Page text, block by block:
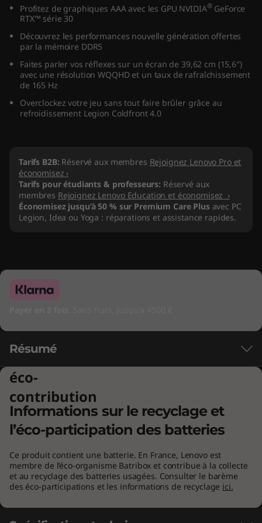
A
M
D
Profitez de graphiques AAA avec les GPU NVIDIA® GeForce
RTX™ série 30
Découvrez les performances nouvelle génération offertes
par la mémoire DDR5
Faites parler vos réflexes sur un écran de 39,62 cm (15,6″)
avec une résolution WQQHD et un taux de rafraîchissement
de 165 Hz
Overclockez votre jeu sans tout faire brûler grâce au
refroidissement Legion Coldfront 4.0
Tarifs B2B: Réservé aux membres Rejoignez Lenovo Pro et
économisez ›
Tarifs pour étudiants & professeurs: Réservé aux
membres Rejoignez Lenovo Education et économisez ›
Économisez jusqu’à 50 % sur Premium Care Plusavec PC
Legion, Idea ou Yoga : réparations et assistance rapides.
Résumé
branchement, grâce aux processeurs AMD
Ryzen™ série 6000
Bénéficiez d’une rapidité sans faille lorsque
vous jouez avec un portable de gaming équipé
de processeurs AMD Ryzen™. Jouissez de
performances hors pair qui vous feront
gagner, sans ruiner l’autonomie de votre
batterie.
éco-
contribution
Informations sur le recyclage et
l’éco-participation des batteries
Ce produit contient une batterie. En France, Lenovo est
membre de l’éco-organisme Batribox et contribue à la collecte
et au recyclage des batteries usagées. Consulter le barème
des éco-participations et les informations de recyclage ici.